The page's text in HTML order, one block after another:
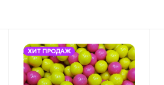
ХИТ ПРОДАЖ